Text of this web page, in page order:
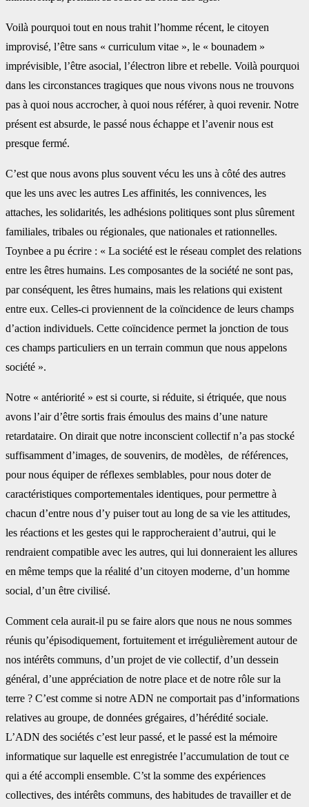
Voilà pourquoi tout en nous trahit l’homme récent, le citoyen
improvisé, l’être sans « curriculum vitae », le « bounadem »
imprévisible, l’être asocial, l’électron libre et rebelle. Voilà pourquoi
dans les circonstances tragiques que nous vivons nous ne trouvons
pas à quoi nous accrocher, à quoi nous référer, à quoi revenir. Notre
présent est absurde, le passé nous échappe et l’avenir nous est
presque fermé.
C’est que nous avons plus souvent vécu les uns à côté des autres
que les uns avec les autres Les affinités, les connivences, les
attaches, les solidarités, les adhésions politiques sont plus sûrement
familiales, tribales ou régionales, que nationales et rationnelles.
Toynbee a pu écrire : « La société est le réseau complet des relations
entre les êtres humains. Les composantes de la société ne sont pas,
par conséquent, les êtres humains, mais les relations qui existent
entre eux. Celles-ci proviennent de la coïncidence de leurs champs
d’action individuels. Cette coïncidence permet la jonction de tous
ces champs particuliers en un terrain commun que nous appelons
société ».
Notre « antériorité » est si courte, si réduite, si étriquée, que nous
avons l’air d’être sortis frais émoulus des mains d’une nature
retardataire. On dirait que notre inconscient collectif n’a pas stocké
suffisamment d’images, de souvenirs, de modèles, de références,
pour nous équiper de réflexes semblables, pour nous doter de
caractéristiques comportementales identiques, pour permettre à
chacun d’entre nous d’y puiser tout au long de sa vie les attitudes,
les réactions et les gestes qui le rapprocheraient d’autrui, qui le
rendraient compatible avec les autres, qui lui donneraient les allures
en même temps que la réalité d’un citoyen moderne, d’un homme
social, d’un être civilisé.
Comment cela aurait-il pu se faire alors que nous ne nous sommes
réunis qu’épisodiquement, fortuitement et irrégulièrement autour de
nos intérêts communs, d’un projet de vie collectif, d’un dessein
général, d’une appréciation de notre place et de notre rôle sur la
terre ? C’est comme si notre ADN ne comportait pas d’informations
relatives au groupe, de données grégaires, d’hérédité sociale.
L’ADN des sociétés c’est leur passé, et le passé est la mémoire
informatique sur laquelle est enregistrée l’accumulation de tout ce
qui a été accompli ensemble. C’st la somme des expériences
collectives, des intérêts communs, des habitudes de travailler et de